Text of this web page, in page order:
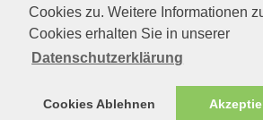
Cookies zu. Weitere Informationen
Cookies erhalten Sie in unserer
Datenschutzerklärung
Cookies Ablehnen